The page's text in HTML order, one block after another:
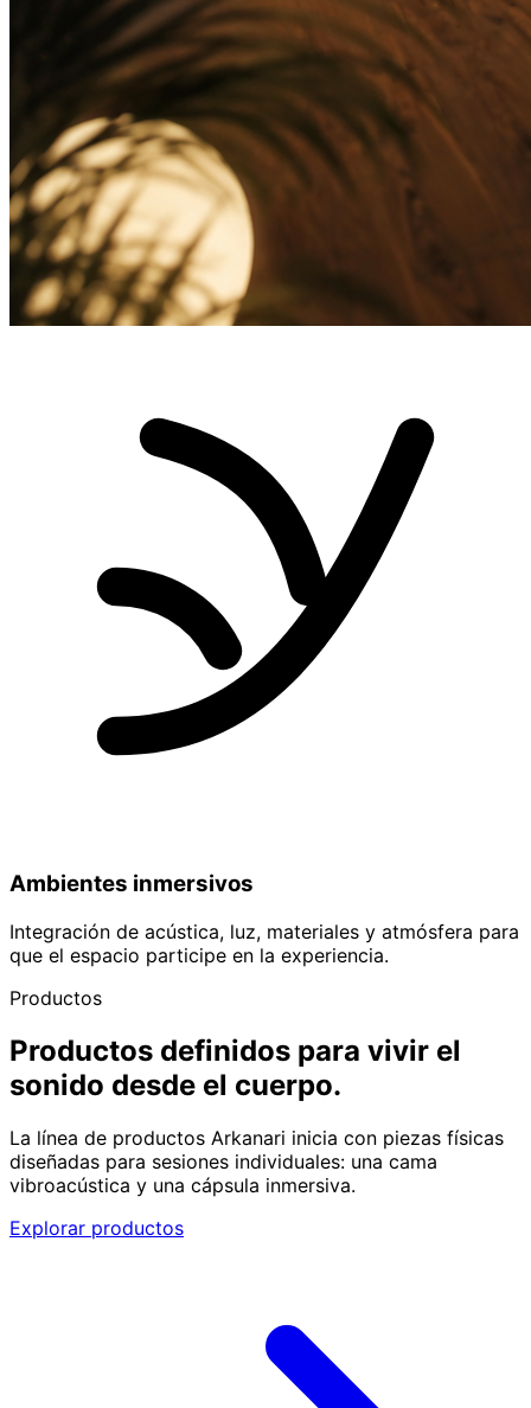
Ambientes inmersivos
Integración de acústica, luz, materiales y atmósfera para
que el espacio participe en la experiencia.
Productos
Productos definidos para vivir el
sonido desde el cuerpo.
La línea de productos Arkanari inicia con piezas físicas
diseñadas para sesiones individuales: una cama
vibroacústica y una cápsula inmersiva.
Explorar productos